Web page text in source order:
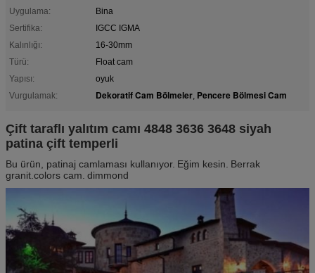
Uygulama:
Bina
Sertifika:
IGCC IGMA
Kalınlığı:
16-30mm
Türü:
Float cam
Yapısı:
oyuk
Vurgulamak:
Dekoratif Cam Bölmeler, Pencere Bölmesi Cam
Çift taraflı yalıtım camı 4848 3636 3648 siyah
patina çift temperli
Bu ürün, patinaj camlaması kullanıyor. Eğim kesin. Berrak
granit.colors cam. dimmond